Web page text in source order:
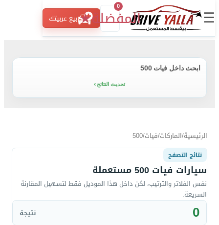
☰ المفضلة
0
★ بيع عربيتك
ابحث داخل فيات 500
تحديث النتائج
الرئيسية/الماركات/فيات/
500
نتائج التصفح
سيارات فيات 500 مستعملة
نفس الفلاتر والترتيب، لكن داخل هذا الموديل فقط لتسهيل المقارنة
السريعة.
0
نتيجة